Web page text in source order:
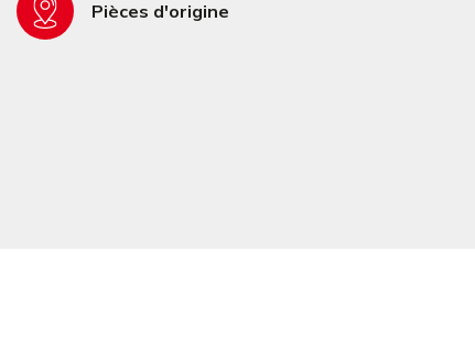
Pièces d'origine